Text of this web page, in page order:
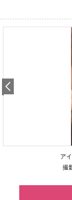
ア
撮